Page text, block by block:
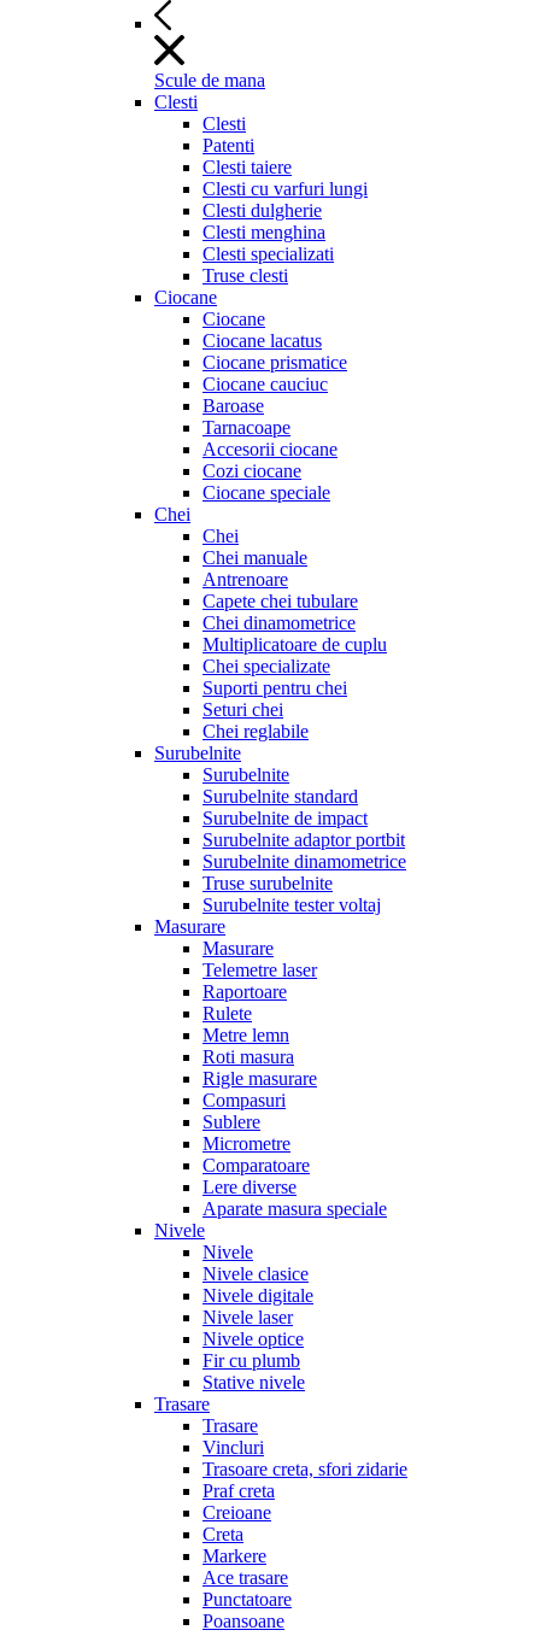
Scule de mana
Clesti
Clesti
Patenti
Clesti taiere
Clesti cu varfuri lungi
Clesti dulgherie
Clesti menghina
Clesti specializati
Truse clesti
Ciocane
Ciocane
Ciocane lacatus
Ciocane prismatice
Ciocane cauciuc
Baroase
Tarnacoape
Accesorii ciocane
Cozi ciocane
Ciocane speciale
Chei
Chei
Chei manuale
Antrenoare
Capete chei tubulare
Chei dinamometrice
Multiplicatoare de cuplu
Chei specializate
Suporti pentru chei
Seturi chei
Chei reglabile
Surubelnite
Surubelnite
Surubelnite standard
Surubelnite de impact
Surubelnite adaptor portbit
Surubelnite dinamometrice
Truse surubelnite
Surubelnite tester voltaj
Masurare
Masurare
Telemetre laser
Raportoare
Rulete
Metre lemn
Roti masura
Rigle masurare
Compasuri
Sublere
Micrometre
Comparatoare
Lere diverse
Aparate masura speciale
Nivele
Nivele
Nivele clasice
Nivele digitale
Nivele laser
Nivele optice
Fir cu plumb
Stative nivele
Trasare
Trasare
Vincluri
Trasoare creta, sfori zidarie
Praf creta
Creioane
Creta
Markere
Ace trasare
Punctatoare
Poansoane